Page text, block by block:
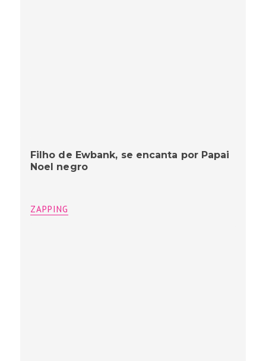
Filho de Ewbank, se encanta por Papai
Noel negro
ZAPPING